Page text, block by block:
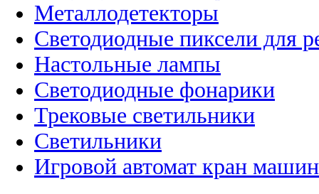
Металлодетекторы
Светодиодные пиксели для
Настольные лампы
Светодиодные фонарики
Трековые светильники
Светильники
Игровой автомат кран